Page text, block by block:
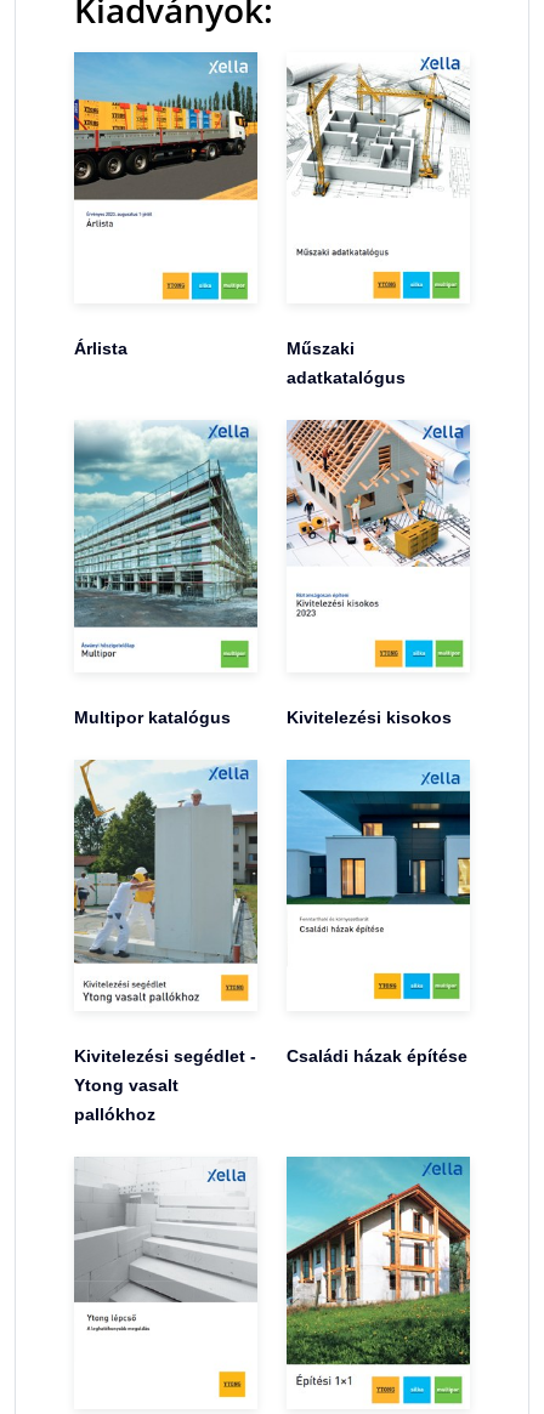
Kiadványok:
Árlista
Műszaki
adatkatalógus
Multipor katalógus Kivitelezési kisokos
Kivitelezési segédlet -
Ytong vasalt
pallókhoz
Családi házak építése